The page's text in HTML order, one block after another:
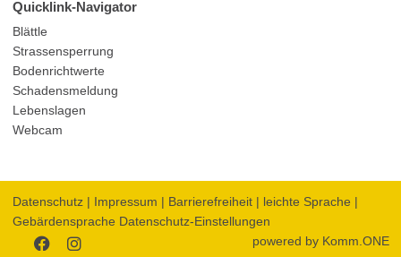
Quicklink-Navigator
Blättle
Strassensperrung
Bodenrichtwerte
Schadensmeldung
Lebenslagen
Webcam
Datenschutz| Impressum Barrierefreiheit| leichte Sprache
Gebärdensprache Datenschutz-Einstellungen
powered by Komm.ONE